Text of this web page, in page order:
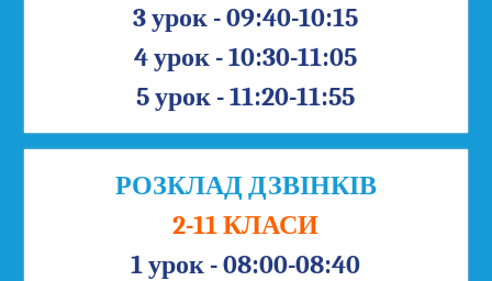
3 урок - 09:40-10:15
4 урок - 10:30-11:05
5 урок - 11:20-11:55
РОЗКЛАД ДЗВІНКІВ
2-11 КЛАСИ
1 урок - 08:00-08:40